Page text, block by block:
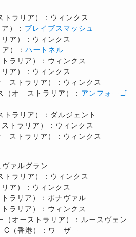
トラリア）：ウィンクス
）： ブレイブスマッシュ
ア）：ウィンクス
ア）：ハートネル
ラリア）：ウィンクス
ア）：ウィンクス
ストラリア）：ウィンクス
オーストラリア）： アンフォーゴ
ラリア）：ダルジェント
トラリア）：ウィンクス
ストラリア）：ウィンクス
ァルグラン
トラリア）：ウィンクス
ア）：ウィンクス
ラリア）：ボナヴァル
ラリア）：ウィンクス
（オーストラリア）：ルースヴェン
C（香港）：ワーザー